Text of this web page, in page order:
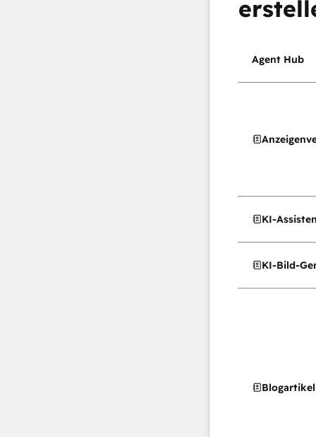
Agent Hub
KI-
KI-Bild-
Blogartikel